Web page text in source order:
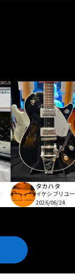
タカハタ
イケシブリユ
2026/06/24